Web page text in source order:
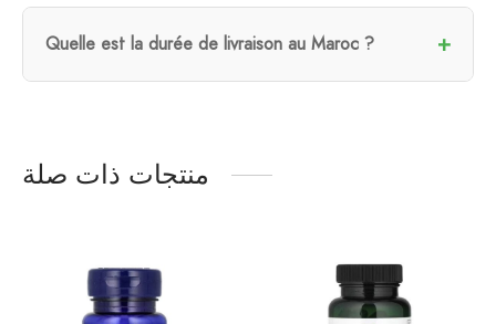
Quelle est la durée de livraison au Maroc ?
منتجات ذات صلة